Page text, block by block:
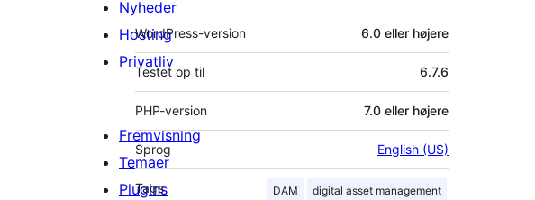
WordPress-version 6.0 eller højere
Testet op til 6.7.6
PHP-version 7.0 eller højere
Sprog English (US)
Tags DAM digital asset management
Nyheder
Hosting
Privatliv
Fremvisning
Temaer
Plugins